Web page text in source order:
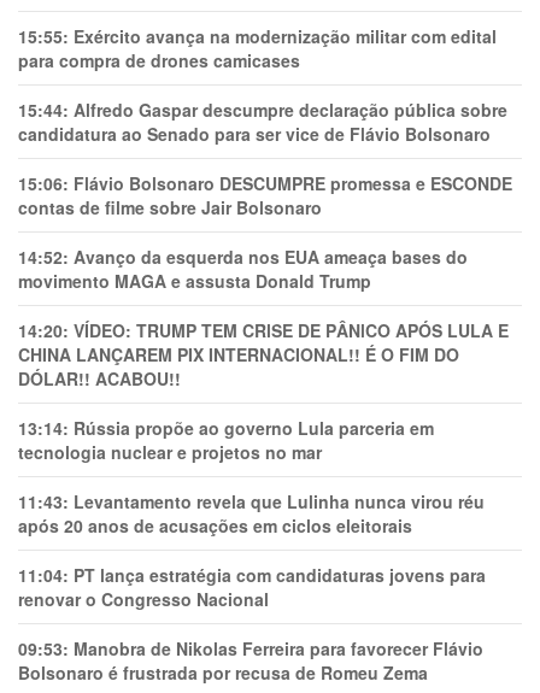
15:55: Exército avança na modernização militar com edital
para compra de drones camicases
15:44: Alfredo Gaspar descumpre declaração pública sobre
candidatura ao Senado para ser vice de Flávio Bolsonaro
15:06: Flávio Bolsonaro DESCUMPRE promessa e ESCONDE
contas de filme sobre Jair Bolsonaro
14:52: Avanço da esquerda nos EUA ameaça bases do
movimento MAGA e assusta Donald Trump
14:20: VÍDEO: TRUMP TEM CRlSE DE PÂNlCO APÓS LULA E
CHINA LANÇAREM PIX INTERNACIONAL!! É O FIM DO
DÓLAR!! ACABOU!!
13:14: Rússia propõe ao governo Lula parceria em
tecnologia nuclear e projetos no mar
11:43: Levantamento revela que Lulinha nunca virou réu
após 20 anos de acusações em ciclos eleitorais
11:04: PT lança estratégia com candidaturas jovens para
renovar o Congresso Nacional
09:53: Manobra de Nikolas Ferreira para favorecer Flávio
Bolsonaro é frustrada por recusa de Romeu Zema